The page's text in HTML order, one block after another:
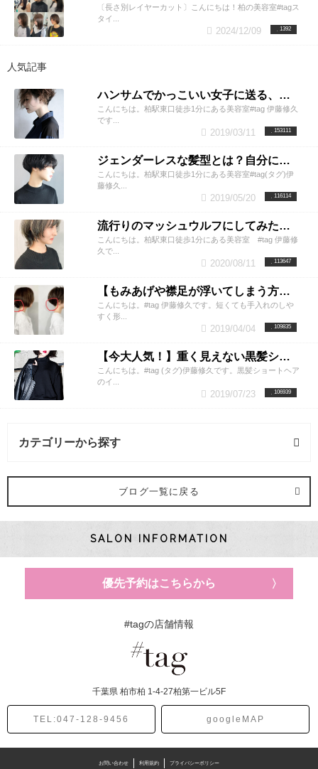
〔長さ別レイヤーカット〕こんにちは！柏の美容室#tagス
タイ...
1392
2024/12/09
人気記事
ハンサムでかっこいい女子に送る、刈り上げショートカタログ特集
こんにちは。柏駅東口徒歩1分にある美容室#tag 伊藤修久
です...
153111
2019/03/11
ジェンダーレスな髪型とは？自分に似合うヘアスタイルカタログ一覧
こんにちは。柏駅東口徒歩1分にある美容室#tag(タグ)伊
藤修久...
116114
2019/05/20
流行りのマッシュウルフにしてみたい！レングス別からカラーまで、あなたに似合うスタイルを徹底紹介！
こんにちは。柏駅東口徒歩1分にある美容室 #tag 伊藤修
久で...
113647
2020/08/11
【もみあげや襟足が浮いてしまう方必見】刈り上げでお手入れが楽な収まりの良いショートヘアへ
こんにちは。#tag 伊藤修久です。短くても手入れのしや
すく形...
109835
2019/04/04
【今大人気！】重く見えない黒髪ショートヘアで抜け感大人女子！
こんにちは。#tag (タグ)伊藤修久です。黒髪ショートヘア
のイ...
106939
2019/07/23
カテゴリーから探す
ヘアカラー (3記事)
ブログ一覧に戻る
SALON INFORMATION
優先予約はこちらから
#tagの店舗情報
千葉県 柏市柏 1-4-27柏第一ビル5F
TEL:047-128-9456 googleMAP
お問い合わせ 利用規約 プライバシーポリシー